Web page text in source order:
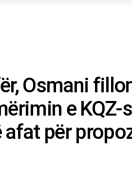
Osmani
e KQZ-
afat për